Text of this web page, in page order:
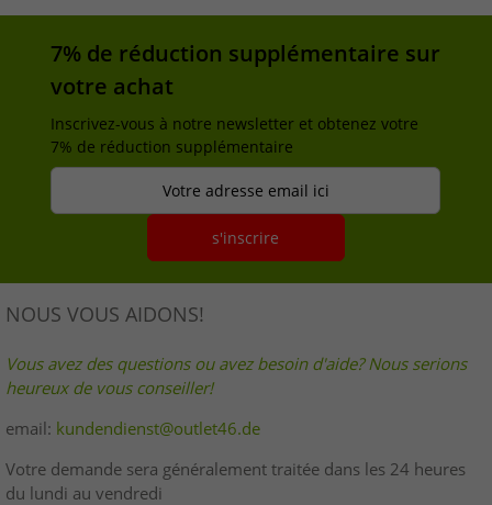
7% de réduction supplémentaire sur
votre achat
Inscrivez-vous à notre newsletter et obtenez votre
7% de réduction supplémentaire
Votre adresse email ici
s'inscrire
NOUS VOUS AIDONS!
Vous avez des questions ou avez besoin d'aide? Nous serions
heureux de vous conseiller!
email: kundendienst@outlet46.de
Votre demande sera généralement traitée dans les 24 heures
du lundi au vendredi